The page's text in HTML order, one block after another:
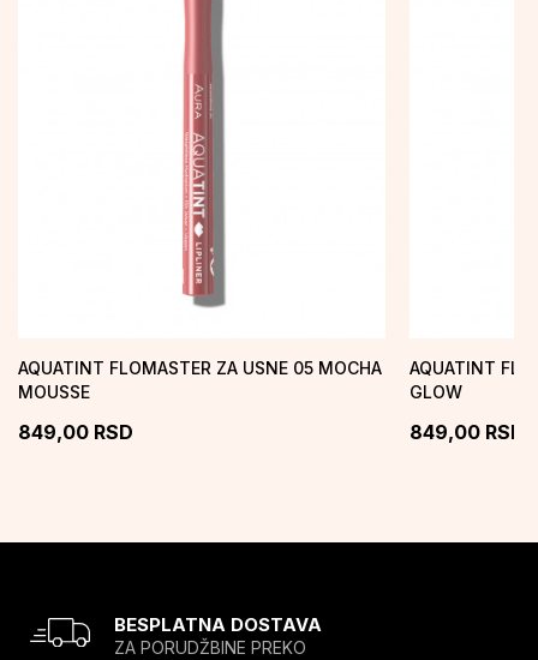
AQUATINT FLOMASTER ZA USNE 05 MOCHA
MOUSSE
849,00 RSD
AQUATINT
GLOW
849,00 RSD
BESPLATNA DOSTAVA
ZA PORUDŽBINE PREKO